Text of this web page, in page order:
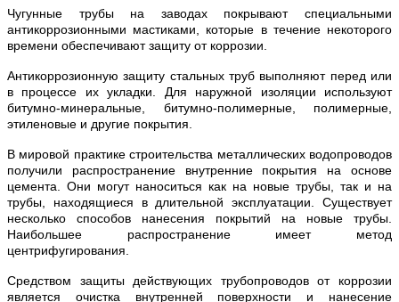
Чугунные трубы на заводах покрывают специальными
антикоррозионными мастиками, которые в течение некоторого
времени обеспечивают защиту от коррозии.
Антикоррозионную защиту стальных труб выполняют перед или
в процессе их укладки. Для наружной изоляции используют
битумно-минеральные, битумно-полимерные, полимерные,
этиленовые и другие покрытия.
В мировой практике строительства металлических водопроводов
получили распространение внутренние покрытия на основе
цемента. Они могут наноситься как на новые трубы, так и на
трубы, находящиеся в длительной эксплуатации. Существует
несколько способов нанесения покрытий на новые трубы.
Наибольшее распространение имеет метод
центрифугирования.
Средством защиты действующих трубопроводов от коррозии
является очистка внутренней поверхности и нанесение